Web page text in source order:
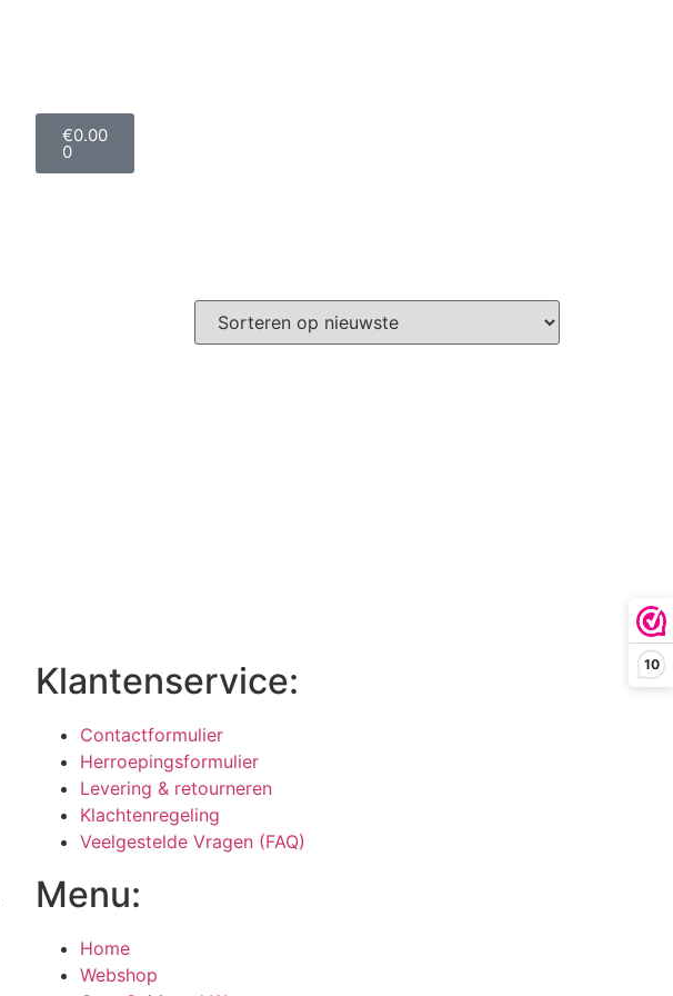
10
€0.00
0
Klantenservice:
Contactformulier
Herroepingsformulier
Levering & retourneren
Klachtenregeling
Veelgestelde Vragen (FAQ)
Menu:
Home
Webshop